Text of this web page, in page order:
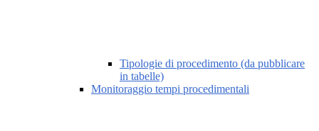
Tipologie di procedimento (da pubblicare
in tabelle)
Monitoraggio tempi procedimentali